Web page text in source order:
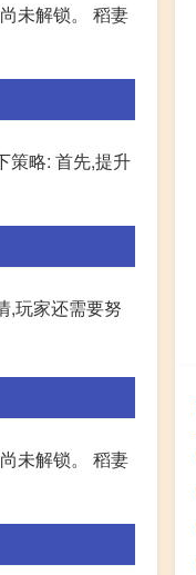
未解锁。 稻妻
策略: 首先,提升
,玩家还需要努
未解锁。 稻妻